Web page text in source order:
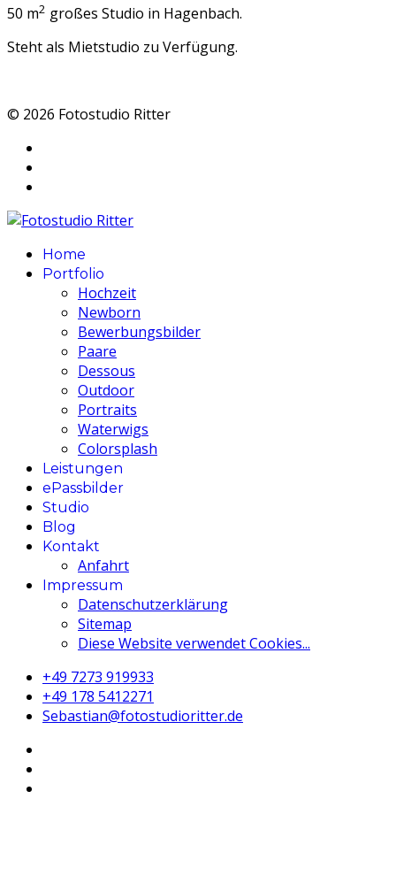
50 m2 großes Studio in Hagenbach.
Steht als Mietstudio zu Verfügung.
© 2026 Fotostudio Ritter
Home
Portfolio
Hochzeit
Newborn
Bewerbungsbilder
Paare
Dessous
Outdoor
Portraits
Waterwigs
Colorsplash
Leistungen
ePassbilder
Studio
Blog
Kontakt
Anfahrt
Impressum
Datenschutzerklärung
Sitemap
Diese Website verwendet Cookies...
+49 7273 919933
‭+49 178 5412271‬
Sebastian@fotostudioritter.de